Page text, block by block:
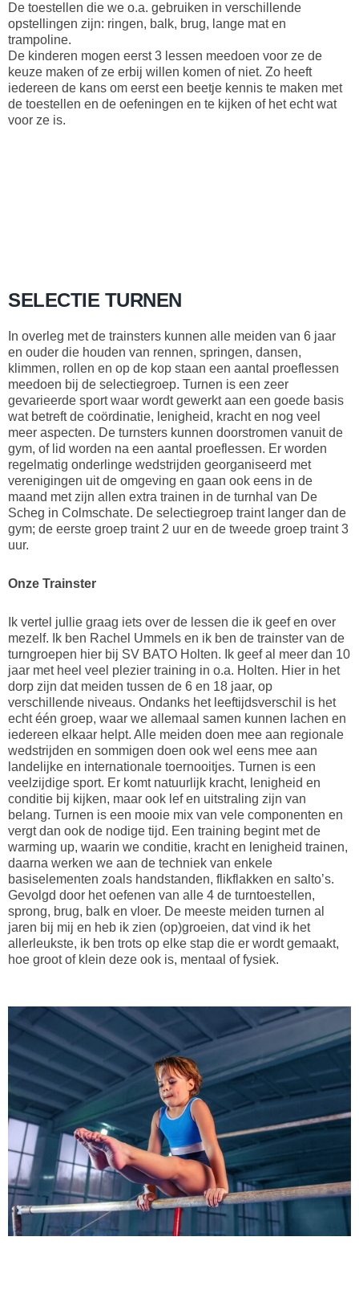
De toestellen die we o.a. gebruiken in verschillende
opstellingen zijn: ringen, balk, brug, lange mat en
trampoline.
De kinderen mogen eerst 3 lessen meedoen voor ze de
keuze maken of ze erbij willen komen of niet. Zo heeft
iedereen de kans om eerst een beetje kennis te maken met
de toestellen en de oefeningen en te kijken of het echt wat
voor ze is.
SELECTIE TURNEN
In overleg met de trainsters kunnen alle meiden van 6 jaar
en ouder die houden van rennen, springen, dansen,
klimmen, rollen en op de kop staan een aantal proeflessen
meedoen bij de selectiegroep. Turnen is een zeer
gevarieerde sport waar wordt gewerkt aan een goede basis
wat betreft de coördinatie, lenigheid, kracht en nog veel
meer aspecten. De turnsters kunnen doorstromen vanuit de
gym, of lid worden na een aantal proeflessen. Er worden
regelmatig onderlinge wedstrijden georganiseerd met
verenigingen uit de omgeving en gaan ook eens in de
maand met zijn allen extra trainen in de turnhal van De
Scheg in Colmschate. De selectiegroep traint langer dan de
gym; de eerste groep traint 2 uur en de tweede groep traint 3
uur.
Onze Trainster
Ik vertel jullie graag iets over de lessen die ik geef en over
mezelf. Ik ben Rachel Ummels en ik ben de trainster van de
turngroepen hier bij SV BATO Holten. Ik geef al meer dan 10
jaar met heel veel plezier training in o.a. Holten. Hier in het
dorp zijn dat meiden tussen de 6 en 18 jaar, op
verschillende niveaus. Ondanks het leeftijdsverschil is het
echt één groep, waar we allemaal samen kunnen lachen en
iedereen elkaar helpt. Alle meiden doen mee aan regionale
wedstrijden en sommigen doen ook wel eens mee aan
landelijke en internationale toernooitjes. Turnen is een
veelzijdige sport. Er komt natuurlijk kracht, lenigheid en
conditie bij kijken, maar ook lef en uitstraling zijn van
belang. Turnen is een mooie mix van vele componenten en
vergt dan ook de nodige tijd. Een training begint met de
warming up, waarin we conditie, kracht en lenigheid trainen,
daarna werken we aan de techniek van enkele
basiselementen zoals handstanden, flikflakken en salto’s.
Gevolgd door het oefenen van alle 4 de turntoestellen,
sprong, brug, balk en vloer. De meeste meiden turnen al
jaren bij mij en heb ik zien (op)groeien, dat vind ik het
allerleukste, ik ben trots op elke stap die er wordt gemaakt,
hoe groot of klein deze ook is, mentaal of fysiek.